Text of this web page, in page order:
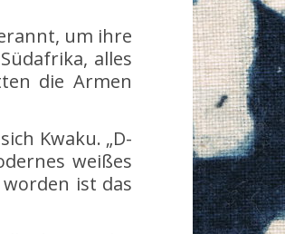
um ihre
alles
die Armen
Kwaku. „D-
weißes
ist das